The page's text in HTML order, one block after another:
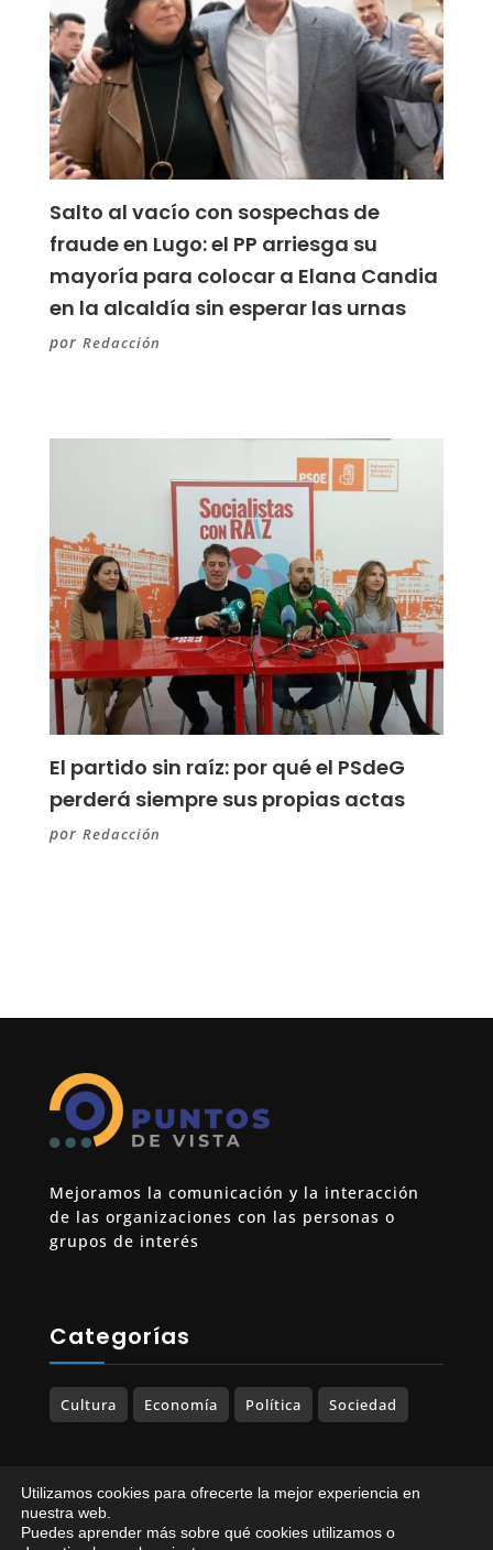
Salto al vacío con sospechas de
fraude en Lugo: el PP arriesga su
mayoría para colocar a Elana Candia
en la alcaldía sin esperar las urnas
por Redacción
El partido sin raíz: por qué el PSdeG
perderá siempre sus propias actas
por Redacción
Mejoramos la comunicación y la interacción
de las organizaciones con las personas o
grupos de interés
Categorías
Cultura Economía Política Sociedad
© 2023-2025 PUNTOS DE VISTA. Todos los
derechos reservados.
Utilizamos cookies para ofrecerte la mejor experiencia en
nuestra web.
Puedes aprender más sobre qué cookies utilizamos o